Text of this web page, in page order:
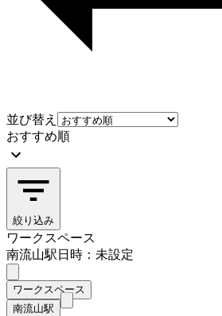
並び替え
おすすめ順
絞り込み
ワークスペース
南流山駅日時：未設定
ワークスペース
南流山駅